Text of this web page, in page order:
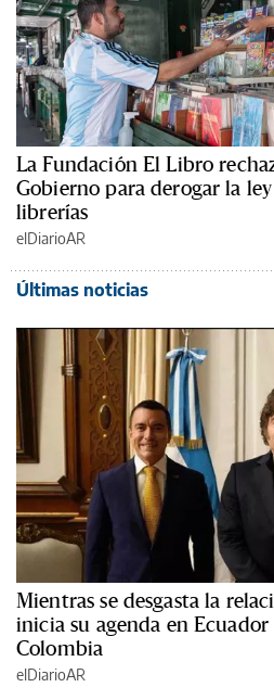
La Fundación El Libro
Gobierno para derogar la
librerías
elDiarioAR
Últimas noticias
Mientras se desgasta la
inicia su agenda en
Colombia
elDiarioAR